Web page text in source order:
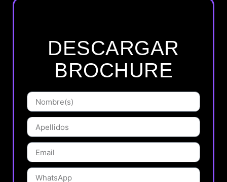
DESCARGAR
BROCHURE